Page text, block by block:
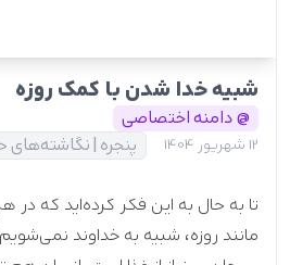
شبیه خدا شدن با کمک روزه
@ دامنه اختصاصی
12 شهریور 1404 پنجره | نگاشته‌های
تا به حال به این فکر کرده‌اید که در
مانند روزه، شبیه به خداوند